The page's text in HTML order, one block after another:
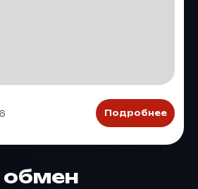
Подробнее
обмен